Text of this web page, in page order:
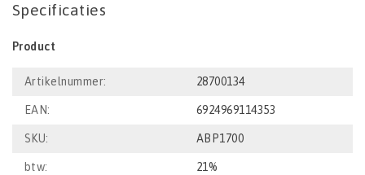
Specificaties
Product
Artikelnummer: 28700134
EAN: 6924969114353
SKU: ABP1700
btw: 21%